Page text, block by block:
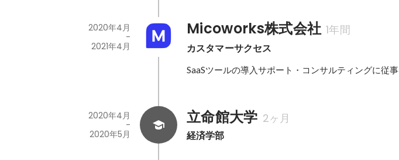
Micoworks株式会社 1年間
カスタマーサクセス
2020年4月
-
2021年4月
SaaSツールの導入サポート・コンサルティングに従事
立命館大学 2ヶ月
経済学部
2020年4月
-
2020年5月